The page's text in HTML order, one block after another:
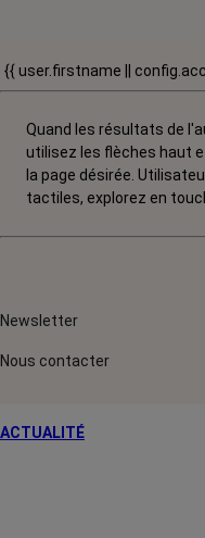
{{ user.firstname ||
Quand les résultats de
utilisez les flèches haut
la page désirée.
tactiles, explorez en
Newsletter
Nous contacter
ACTUALITÉ